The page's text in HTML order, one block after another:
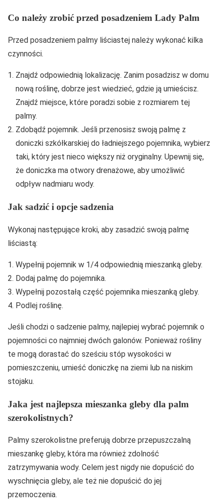
Co należy zrobić przed posadzeniem Lady Palm
Przed posadzeniem palmy liściastej należy wykonać kilka
czynności.
Znajdź odpowiednią lokalizację. Zanim posadzisz w domu
nową roślinę, dobrze jest wiedzieć, gdzie ją umieścisz.
Znajdź miejsce, które poradzi sobie z rozmiarem tej
palmy.
Zdobądź pojemnik. Jeśli przenosisz swoją palmę z
doniczki szkółkarskiej do ładniejszego pojemnika, wybierz
taki, który jest nieco większy niż oryginalny. Upewnij się,
że doniczka ma otwory drenażowe, aby umożliwić
odpływ nadmiaru wody.
Jak sadzić i opcje sadzenia
Wykonaj następujące kroki, aby zasadzić swoją palmę
liściastą:
Wypełnij pojemnik w 1/4 odpowiednią mieszanką gleby.
Dodaj palmę do pojemnika.
Wypełnij pozostałą część pojemnika mieszanką gleby.
Podlej roślinę.
Jeśli chodzi o sadzenie palmy, najlepiej wybrać pojemnik o
pojemności co najmniej dwóch galonów. Ponieważ rośliny
te mogą dorastać do sześciu stóp wysokości w
pomieszczeniu, umieść doniczkę na ziemi lub na niskim
stojaku.
Jaka jest najlepsza mieszanka gleby dla palm
szerokolistnych?
Palmy szerokolistne preferują dobrze przepuszczalną
mieszankę gleby, która ma również zdolność
zatrzymywania wody. Celem jest nigdy nie dopuścić do
wyschnięcia gleby, ale też nie dopuścić do jej
przemoczenia.